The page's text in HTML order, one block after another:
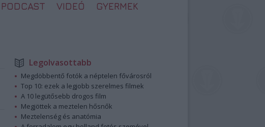
PODCAST VIDEÓ GYERMEK
Legolvasottabb
Megdöbbentő fotók a néptelen fővárosról
Top 10: ezek a legjobb szerelmes filmek
A 10 legütősebb drogos film
Megjöttek a meztelen hősnők
Meztelenség és anatómia